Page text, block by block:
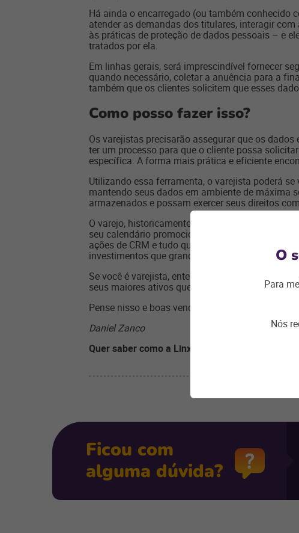
Há ainda o encarregado (ou também conhecido
atender as demandas dos titulares, interagir
às práticas de proteção de dados pessoais – e
tratados por ela.
Em linhas gerais, será imprescindível fornecer
quando necessário, coletar a anuência para a
também que os clientes solicitem que esses
Como posso fazer isso?
Os varejistas precisarão assegurar que os
ter um processo para que o cliente possa
específica. A forma mais prática e eficiente
Utilizando essa ferramenta, o varejista poderá
mantendo seus dados em ambiente de máxima
armazenados e possam exercer seus direitos
O varejo, historicamente, se valeu de
seu calendário promocional e, nesse momento,
ações de CRM e tudo que é relacionado a
investimentos que grandes players de e-
Se você é varejista, entenda a LGPD o quanto
seus maiores ativos que é sua base de clientes.
Pense nisso e boas vendas!
Daniel Zanco
Quer saber como a Linx pode ajudar o seu
Ficou com
alguma dúvida?
O
Para
Nós